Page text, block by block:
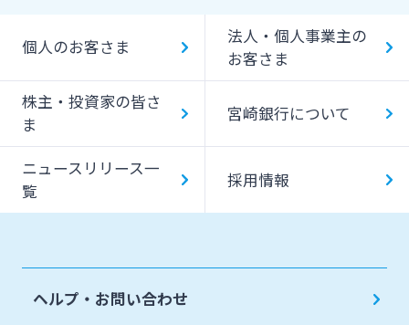
個人のお客さま
法人・個人事業主の
お客さま
株主・投資家の皆さ
ま
宮崎銀行について
ニュースリリース一
覧
採用情報
ヘルプ・お問い合わせ